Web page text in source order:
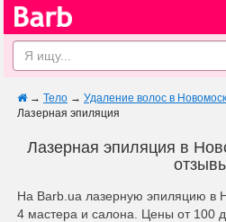
→ Тело → Удаление волос в
Лазерная эпиляция
Лазерная эпиляция в
На Barb.ua лазерную эпиляцию в
4 мастера и салона. Цены от 100